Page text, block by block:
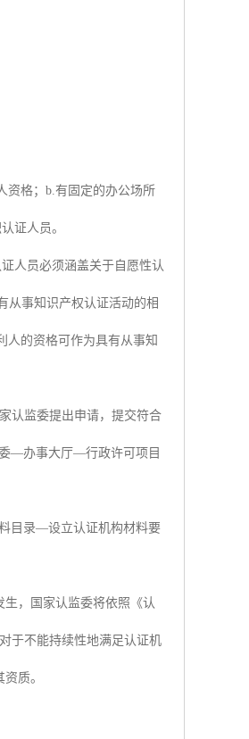
资格；b.有固定的办公场所
证人员。
人员必须涵盖关于自愿性认
从事知识产权认证活动的相
人的资格可作为具有从事知
认监委提出申请，提交符合
委—办事大厅—行政许可项目
目录—设立认证机构材料要
，国家认监委将依照《认
于不能持续性地满足认证机
质。